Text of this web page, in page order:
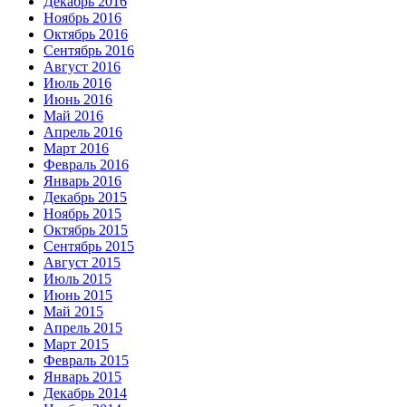
Ноябрь 2016
Октябрь 2016
Сентябрь 2016
Август 2016
Июль 2016
Июнь 2016
Май 2016
Апрель 2016
Март 2016
Февраль 2016
Январь 2016
Декабрь 2015
Ноябрь 2015
Октябрь 2015
Сентябрь 2015
Август 2015
Июль 2015
Июнь 2015
Май 2015
Апрель 2015
Март 2015
Февраль 2015
Январь 2015
Декабрь 2014